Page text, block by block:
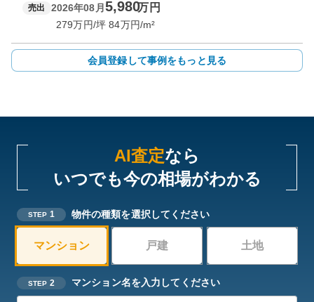
売出 2026年08月 5,980万円
279万円/坪 84万円/m²
会員登録して事例をもっと見る
AI査定なら
いつでも今の相場がわかる
STEP 1 物件の種類を選択してください
マンション 戸建 土地
STEP 2 マンション名を入力してください